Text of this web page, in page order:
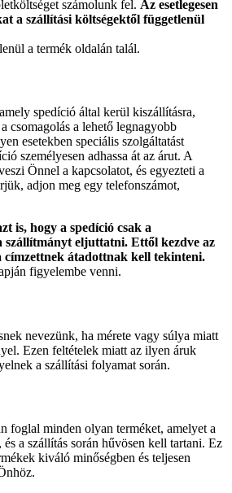
számolunk fel. Az esetlegesen
a szállítási költségektől függetlenül
a termék oldalán talál.
spedíció által kerül kiszállításra,
csomagolás a lehető legnagyobb
esetekben speciális szolgáltatást
személyesen adhassa át az árut. A
Önnel a kapcsolatot, és egyezteti a
adjon meg egy telefonszámot,
is, hogy a spedíció csak a
szállítmányt eljuttatni. Ettől kezdve az
címzettnek átadottnak kell tekinteni.
figyelembe venni.
nevezünk, ha mérete vagy súlya miatt
Ezen feltételek miatt az ilyen áruk
a szállítási folyamat során.
foglal minden olyan terméket, amelyet a
a szállítás során hűvösen kell tartani. Ez
kiváló minőségben és teljesen